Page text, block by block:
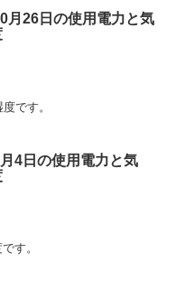
月26日の使用電力と気
です。
4日の使用電力と気
す。